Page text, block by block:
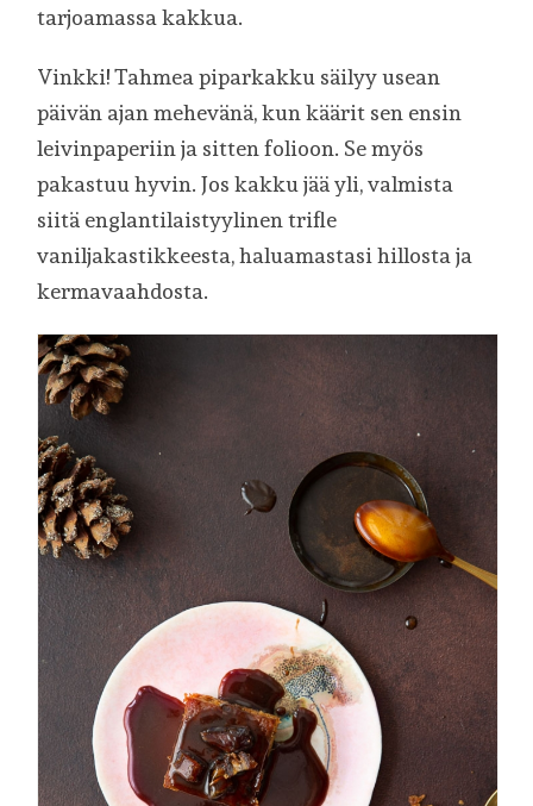
tarjoamassa kakkua.
Vinkki! Tahmea piparkakku säilyy usean
päivän ajan mehevänä, kun käärit sen ensin
leivinpaperiin ja sitten folioon. Se myös
pakastuu hyvin. Jos kakku jää yli, valmista
siitä englantilaistyylinen trifle
vaniljakastikkeesta, haluamastasi hillosta ja
kermavaahdosta.